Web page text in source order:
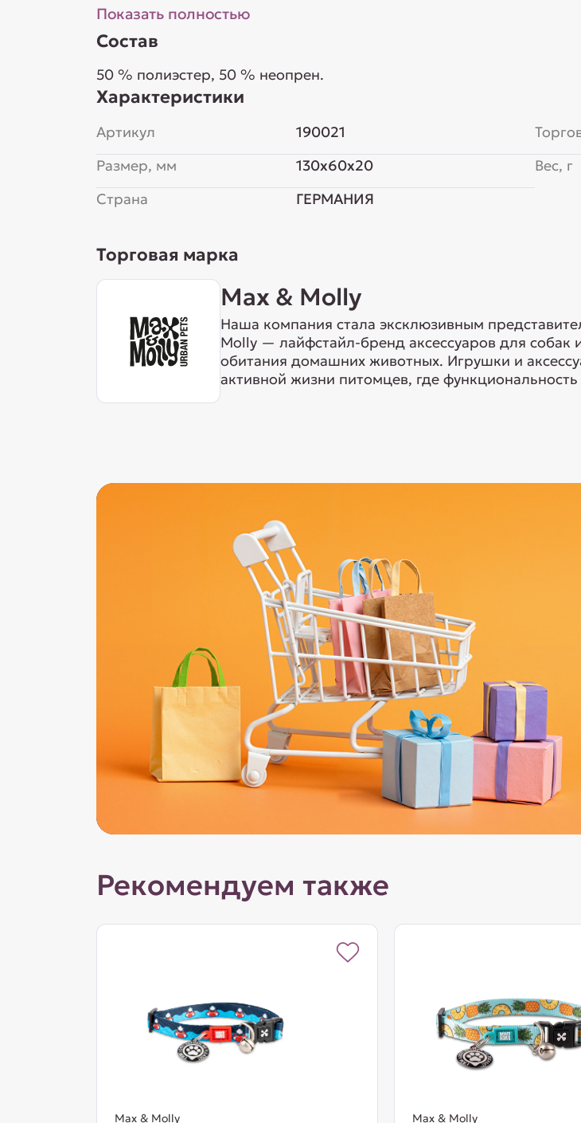
Показать полностью
Состав
50 % полиэстер, 50 % неопрен.
Характеристики
Артикул
190021
Размер, мм
130x60x20
Страна
ГЕРМАНИЯ
Вес, г
Торговая марка
Max & Molly
Наша компания стала эксклюзивным
Molly — лайфстайл-бренд аксессуаров для
обитания домашних животных. Игрушки и
активной жизни питомцев, где
Рекомендуем также
Max & Molly Max & Molly